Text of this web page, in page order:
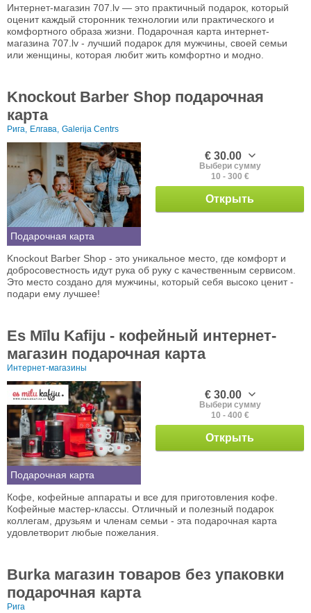
Интернет-магазин 707.lv — это практичный подарок, который
оценит каждый сторонник технологии или практического и
комфортного образа жизни. Подарочная карта интернет-
магазина 707.lv - лучший подарок для мужчины, своей семьи
или женщины, которая любит жить комфортно и модно.
Knockout Barber Shop подарочная
карта
Рига, Елгава, Galerija Centrs
Подарочная карта
€ 30.00
Выбери сумму
10 - 300 €
Открыть
Knockout Barber Shop - это уникальное место, где комфорт и
добросовестность идут рука об руку с качественным сервисом.
Это место создано для мужчины, который себя высоко ценит -
подари ему лучшее!
Es Mīlu Kafiju - кофейный интернет-
магазин подарочная карта
Интернет-магазины
Подарочная карта
€ 30.00
Выбери сумму
10 - 400 €
Открыть
Кофе, кофейные аппараты и все для приготовления кофе.
Кофейные мастер-классы. Отличный и полезный подарок
коллегам, друзьям и членам семьи - эта подарочная карта
удовлетворит любые пожелания.
Burka магазин товаров без упаковки
подарочная карта
Рига